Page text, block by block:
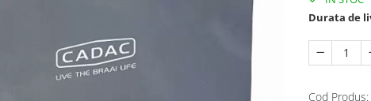
Durata de
Cod Produs: